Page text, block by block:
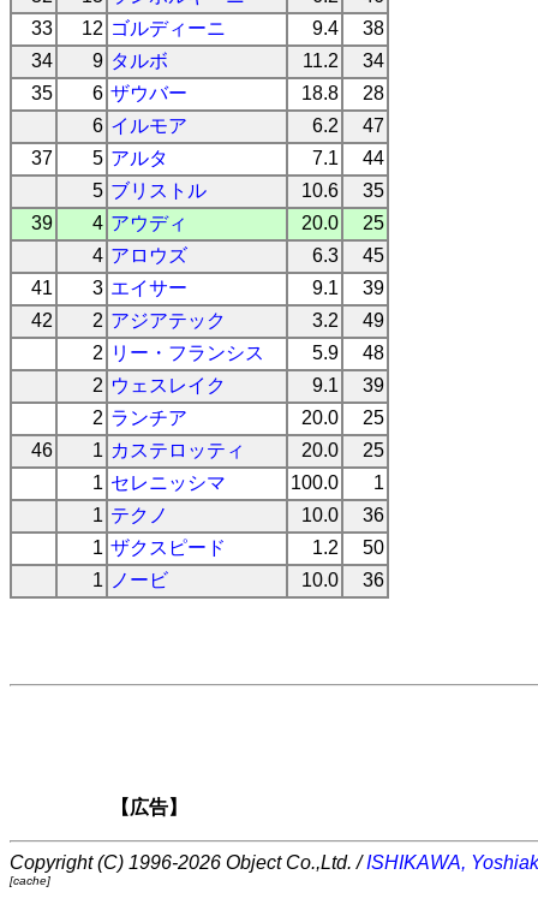
33
12 ゴルディーニ 9.4
38
34
9 タルボ 11.2
34
35
6 ザウバー 18.8
28
6 イルモア 6.2
47
37
5 アルタ 7.1
44
5 ブリストル 10.6
35
39
4 アウディ 20.0
25
4 アロウズ 6.3
45
41
3 エイサー 9.1
39
42
2 アジアテック 3.2
49
2 リー・フランシス 5.9
48
2 ウェスレイク 9.1
39
2 ランチア 20.0
25
46
1 カステロッティ 20.0
25
1 セレニッシマ 100.0
1
1 テクノ 10.0
36
1 ザクスピード 1.2
50
1
ノービ 10.0 36
【広告】
Copyright (C) 1996-2026 Object Co.,Ltd. /ISHIKAWA,
[cache]